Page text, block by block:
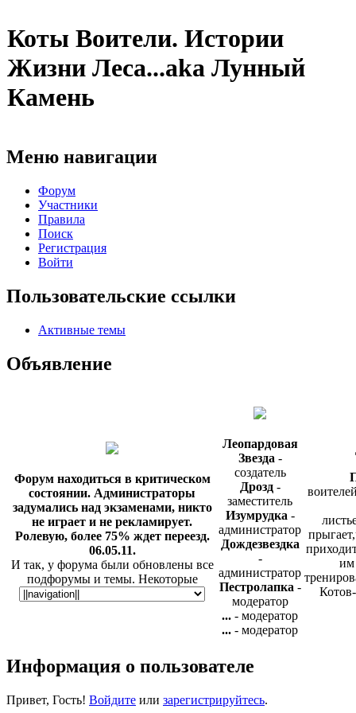
Коты Воители. Истории
Жизни Леса...aka Лунный
Камень
Меню навигации
Форум
Участники
Правила
Поиск
Регистрация
Войти
Пользовательские ссылки
Активные темы
Объявление
Форум находиться в критическом
состоянии. Администраторы
задумались над экзаменами, никто
не играет и не рекламирует.
Ролевую, более 75% ждет переезд.
06.05.11.
И так, у форума были обновлены все
подфорумы и темы. Некоторые
игровые локации были удалены, но
нас могут узнать сотни
пользователей. Вы сможете прочесть
критику, а так же добавить
информацию вот в этой
Леопардовая
Звезда-
создатель
Дрозд-
заместитель
Изумрудка -
администратор
Дождезвездка
-
администратор
Пестролапка-
модератор
... - модератор
... - модератор
им
Информация о пользователе
Привет, Гость! Войдите или зарегистрируйтесь.